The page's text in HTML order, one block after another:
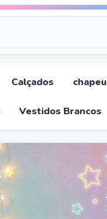
Calçados chapeu
Vestidos Brancos